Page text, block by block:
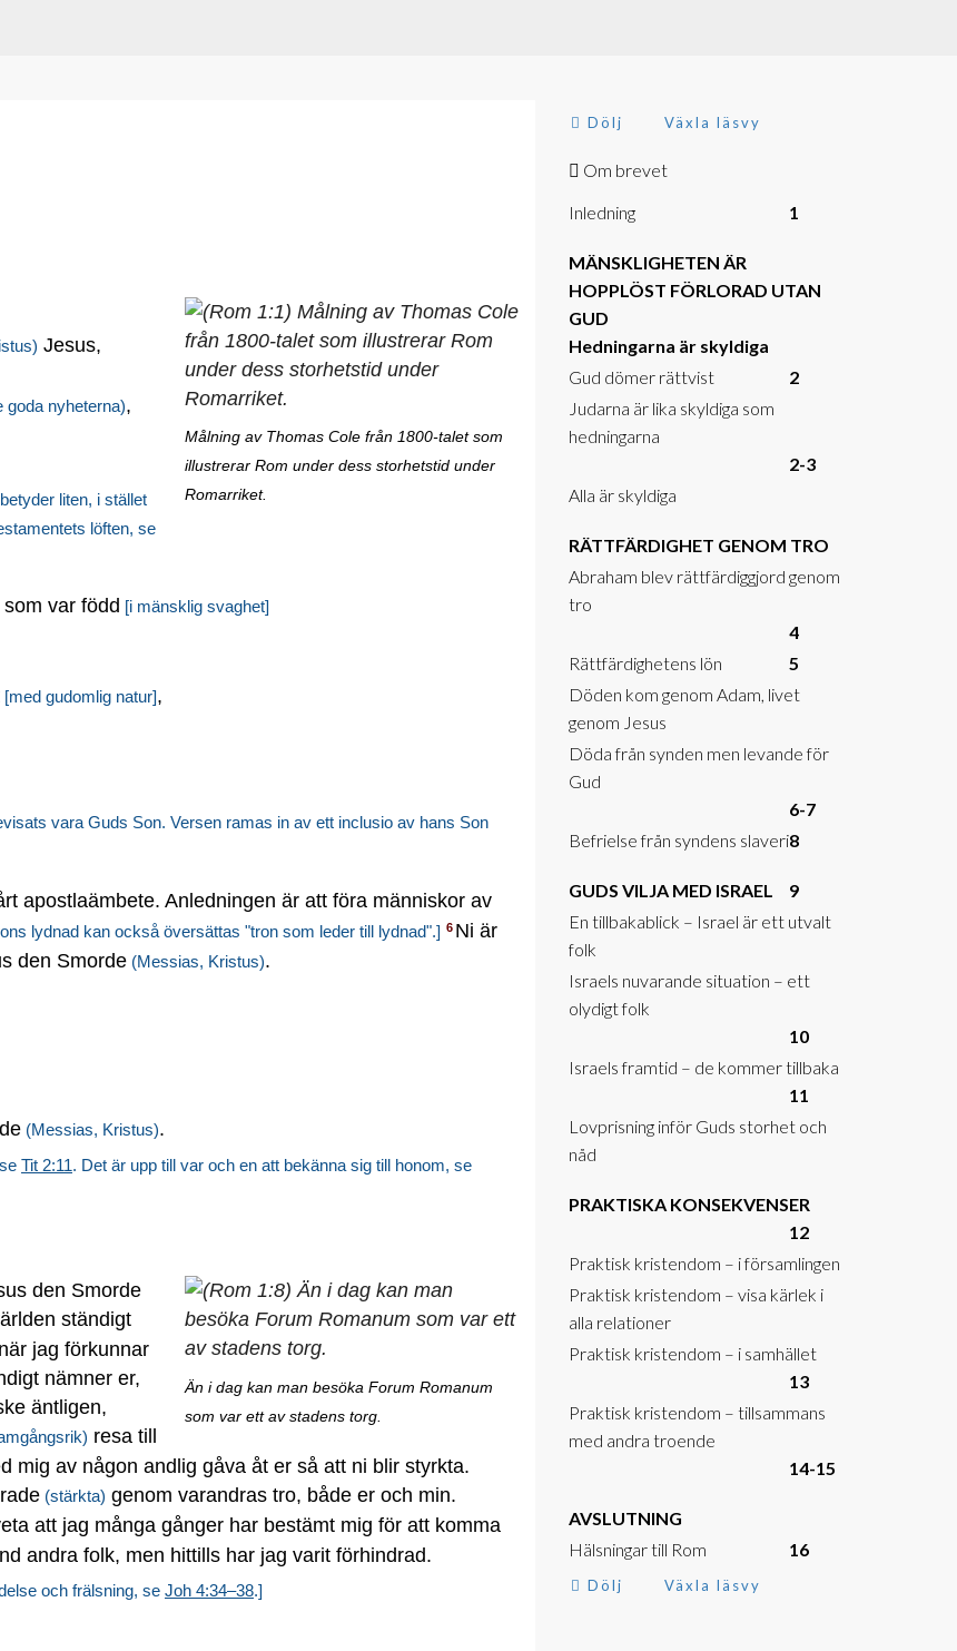
Målning av Thomas Cole från 1800-talet som
illustrerar Rom under dess storhetstid under
Romarriket.
Jesus,
goda nyheterna),
liten, i stället
löften, se
som var född [i mänsklig svaghet]
[med gudomlig natur],
vara Guds Son. Versen ramas in av ett inclusio av hans Son
apostlaämbete. Anledningen är att föra människor av
lydnad kan också översättas "tron som leder till lydnad".] 6 Ni är
den Smorde (Messias, Kristus).
(Messias, Kristus).
Tit 2:11. Det är upp till var och en att bekänna sig till honom, se
Än i dag kan man besöka Forum Romanum
som var ett av stadens torg.
den Smorde
ständigt
jag förkunnar
nämner er,
äntligen,
resa till
mig av någon andlig gåva åt er så att ni blir styrkta.
(stärkta) genom varandras tro, både er och min.
att jag många gånger har bestämt mig för att komma
andra folk, men hittills har jag varit förhindrad.
och frälsning, se Joh 4:34–38.]
Dölj Växla läsvy
Om brevet
Inledning
1
MÄNSKLIGHETEN ÄR
HOPPLÖST FÖRLORAD UTAN
GUD
Hedningarna är skyldiga
Gud dömer rättvist
2
Judarna är lika skyldiga som
hedningarna
2-3
Alla är skyldiga
RÄTTFÄRDIGHET GENOM TRO
Abraham blev rättfärdiggjord genom
tro
4
Rättfärdighetens lön
5
Döden kom genom Adam, livet
genom Jesus
Döda från synden men levande för
Gud
6-7
Befrielse från syndens slaveri8
GUDS VILJA MED ISRAEL
9
En tillbakablick – Israel är ett utvalt
folk
Israels nuvarande situation – ett
olydigt folk
10
Israels framtid – de kommer tillbaka
11
Lovprisning inför Guds storhet och
nåd
PRAKTISKA KONSEKVENSER
12
Praktisk kristendom – i församlingen
Praktisk kristendom – visa kärlek i
alla relationer
Praktisk kristendom – i samhället
13
Praktisk kristendom – tillsammans
med andra troende
14-15
AVSLUTNING
Hälsningar till Rom
16
Dölj Växla läsvy